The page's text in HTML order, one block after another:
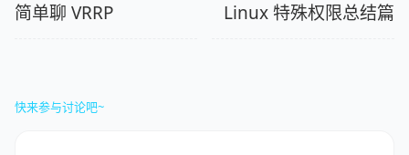
简单聊 VRRP Linux 特殊权限总结篇
快来参与讨论吧~